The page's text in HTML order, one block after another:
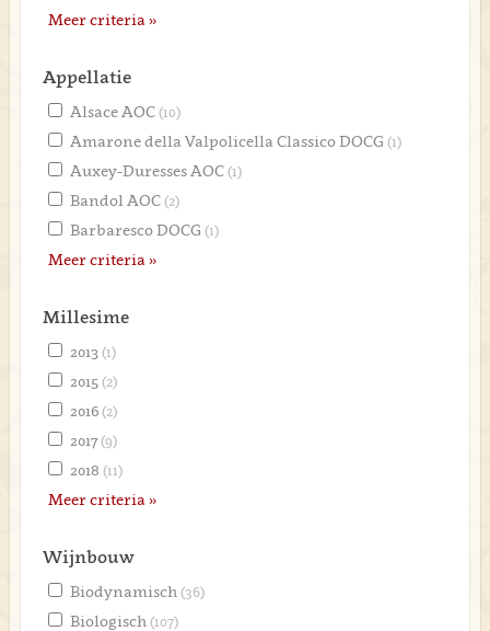
Meer criteria »
Appellatie
Alsace AOC(10)
Amarone della Valpolicella Classico DOCG (1)
Auxey-Duresses AOC(1)
Bandol AOC(2)
Barbaresco DOCG (1)
Meer criteria »
Millesime
2013 (1)
2015(2)
2016(2)
2017(9)
2018 (11)
Meer criteria »
Wijnbouw
Biodynamisch (36)
Biologisch (107)